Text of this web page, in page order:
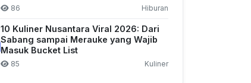
86 Hiburan
10 Kuliner Nusantara Viral 2026: Dari
Sabang sampai Merauke yang Wajib
Masuk Bucket List
85 Kuliner